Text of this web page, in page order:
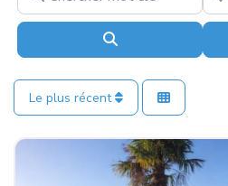
Recherche
Le plus récent